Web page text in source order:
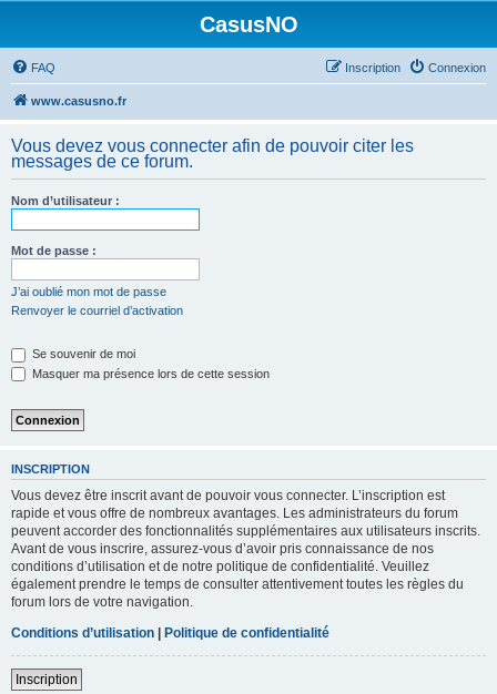
CasusNO
FAQ Connexion
Inscription
www.casusno.fr
Vous devez vous connecter afin de pouvoir citer les
messages de ce forum.
Nom d’utilisateur :
Mot de passe :
J’ai oublié mon mot de passe
Renvoyer le courriel d’activation
Se souvenir de moi
Masquer ma présence lors de cette session
INSCRIPTION
Vous devez être inscrit avant de pouvoir vous connecter. L’inscription est
rapide et vous offre de nombreux avantages. Les administrateurs du forum
peuvent accorder des fonctionnalités supplémentaires aux utilisateurs inscrits.
Avant de vous inscrire, assurez-vous d’avoir pris connaissance de nos
conditions d’utilisation et de notre politique de confidentialité. Veuillez
également prendre le temps de consulter attentivement toutes les règles du
forum lors de votre navigation.
Conditions d’utilisation | Politique de confidentialité
Inscription